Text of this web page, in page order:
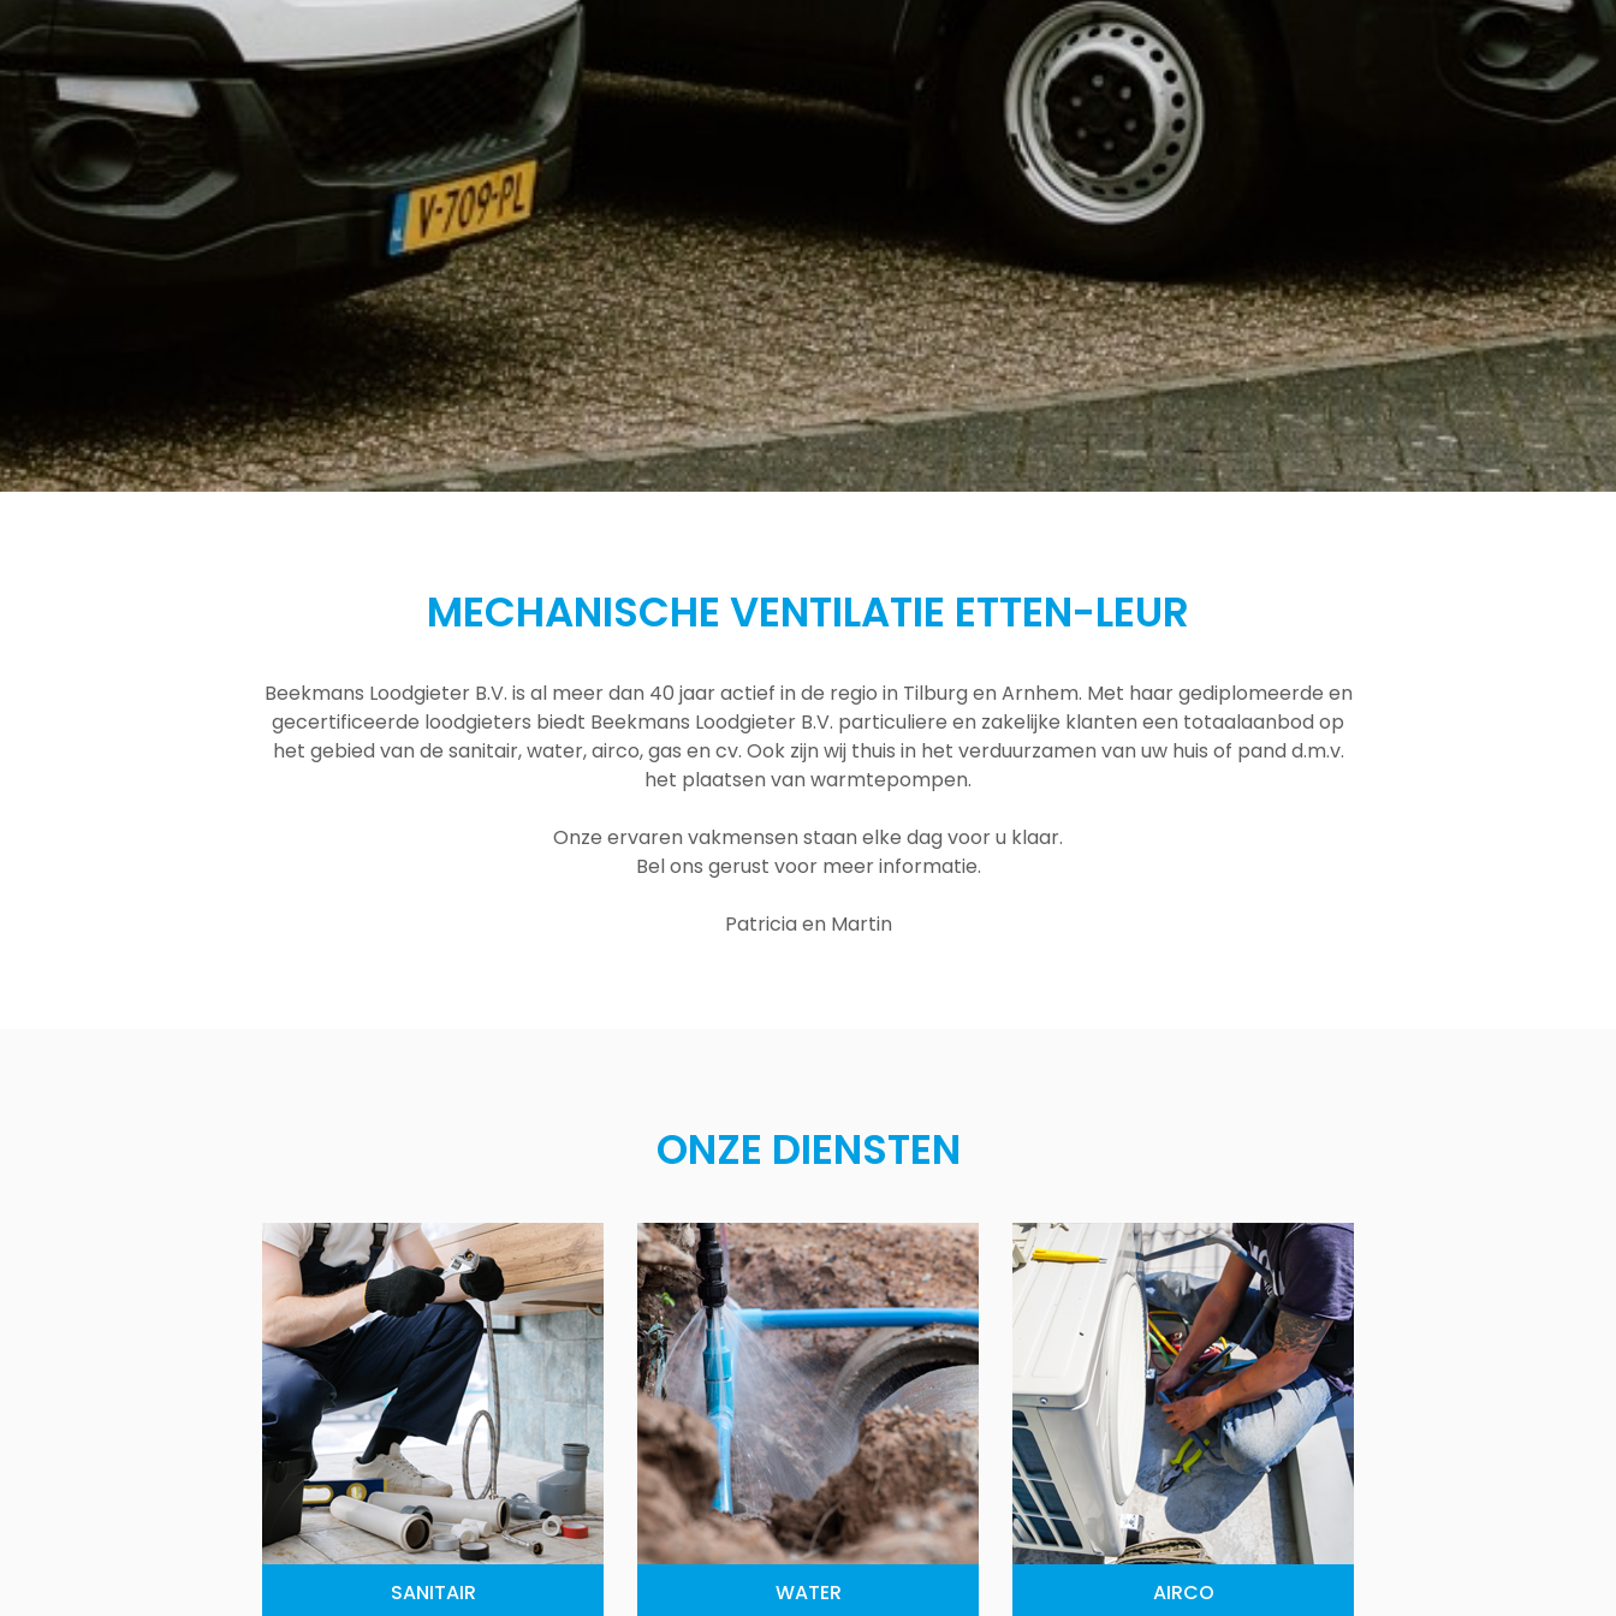
MECHANISCHE VENTILATIE ETTEN-LEUR
Beekmans Loodgieter B.V. is al meer dan 40 jaar actief in de regio in Tilburg en Arnhem. Met haar gediplomeerde en
gecertificeerde loodgieters biedt Beekmans Loodgieter B.V. particuliere en zakelijke klanten een totaalaanbod op
het gebied van de sanitair, water, airco, gas en cv. Ook zijn wij thuis in het verduurzamen van uw huis of pand d.m.v.
het plaatsen van warmtepompen.
Onze ervaren vakmensen staan elke dag voor u klaar.
Bel ons gerust voor meer informatie.
Patricia en Martin
ONZE DIENSTEN
SANITAIR WATER AIRCO